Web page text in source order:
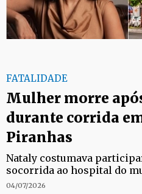
FATALIDADE
Mulher morre
durante corrida em
Piranhas
Nataly costumava
socorrida ao hospital do
04/07/2026